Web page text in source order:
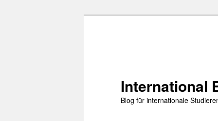
International
Blog für internationale